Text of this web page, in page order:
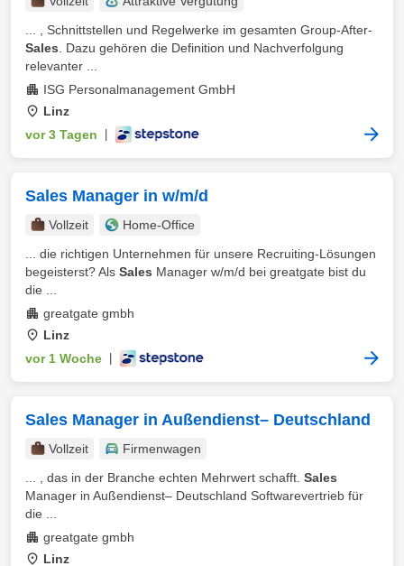
... , Schnittstellen und Regelwerke im gesamten Group-After-
Sales . Dazu gehören die Definition und Nachverfolgung
relevanter ...
ISG Personalmanagement GmbH
Linz
vor 3 Tagen
Sales Manager in w/m/d
Vollzeit
Home-Office
... die richtigen Unternehmen für unsere Recruiting-Lösungen
begeisterst? Als Sales Manager w/m/d bei greatgate bist du
die ...
greatgate gmbh
Linz
vor 1 Woche
Sales Manager in Außendienst– Deutschland
Vollzeit
Firmenwagen
... , das in der Branche echten Mehrwert schafft. Sales
Manager in Außendienst– Deutschland Softwarevertrieb für
die ...
greatgate gmbh
Linz